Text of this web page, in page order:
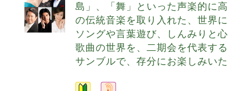
島」、「舞」といった声楽的に
の伝統音楽を取り入れた、世界
ソングや言葉遊び、しんみりと
歌曲の世界を、二期会を代表す
サンブルで、存分にお楽しみい